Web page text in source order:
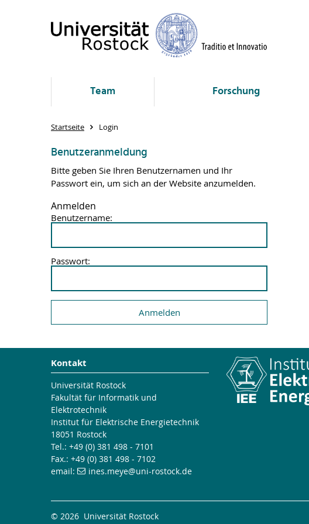
Team Forschung
Startseite Login
Benutzeranmeldung
Bitte geben Sie Ihren Benutzernamen und Ihr
Passwort ein, um sich an der Website anzumelden.
Anmelden
Benutzername:
Passwort:
Kontakt
Universität Rostock
Fakultät für Informatik und
Elektrotechnik
Institut für Elektrische Energietechnik
18051 Rostock
Tel.: +49 (0) 381 498 - 7101
Fax.: +49 (0) 381 498 - 7102
email:
ines.meye@uni-rostock.de
© 2026 Universität Rostock